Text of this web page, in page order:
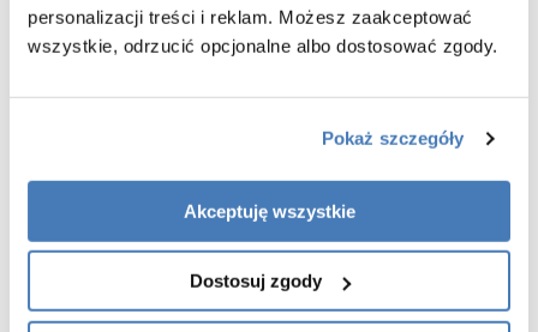
personalizacji treści i reklam. Możesz zaakceptować
wszystkie, odrzucić opcjonalne albo dostosować zgody.
Pokaż szczegóły
Akceptuję wszystkie
Dostosuj zgody
Jacuzzi ogrodowe
Meble do ogrodu
Osoby niepełnosprawne
Kabiny prysznicowe
Czarne łazienki
Czarna armatura